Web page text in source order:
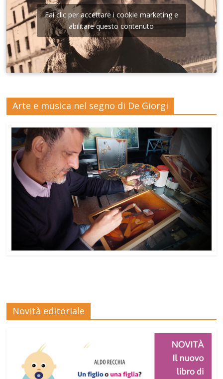
Fai clic per accettare i cookie marketing e
abilitare questo contenuto
Arte e musica nel segno di De Giorgi
Novità editoriale